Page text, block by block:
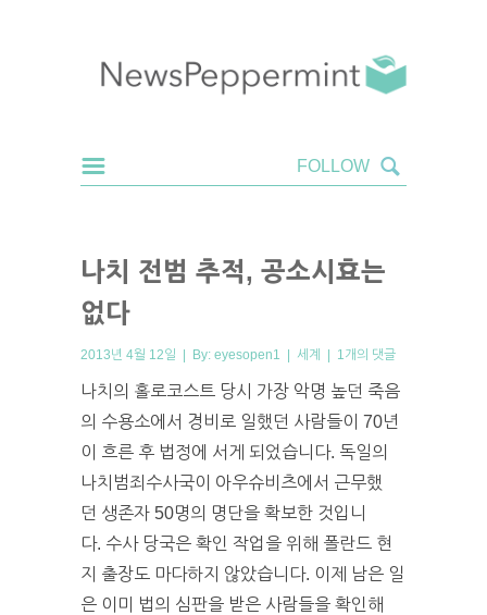
나치 전범 추적, 공소시효는
없다
2013년 4월 12일 | By: eyesopen1 | 세계 | 1개의 댓글
나치의 홀로코스트 당시 가장 악명 높던 죽음
의 수용소에서 경비로 일했던 사람들이 70년
이 흐른 후 법정에 서게 되었습니다. 독일의
나치범죄수사국이 아우슈비츠에서 근무했
던 생존자 50명의 명단을 확보한 것입니
다. 수사 당국은 확인 작업을 위해 폴란드 현
지 출장도 마다하지 않았습니다. 이제 남은 일
은 이미 법의 심판을 받은 사람들을 확인해